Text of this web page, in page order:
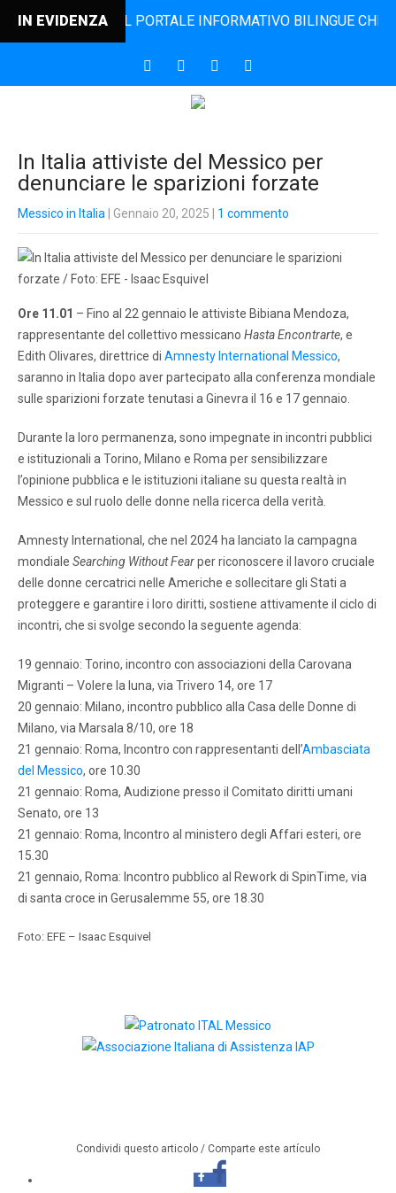
IN EVIDENZAIL PORTALE INFORMATIVO BILINGUE CHE
In Italia attiviste del Messico per
denunciare le sparizioni forzate
Messico in Italia | Gennaio 20, 2025 1 commento
Ore 11.01 – Fino al 22 gennaio le attiviste Bibiana Mendoza,
rappresentante del collettivo messicano Hasta Encontrarte, e
Edith Olivares, direttrice di Amnesty International Messico,
saranno in Italia dopo aver partecipato alla conferenza mondiale
sulle sparizioni forzate tenutasi a Ginevra il 16 e 17 gennaio.
Durante la loro permanenza, sono impegnate in incontri pubblici
e istituzionali a Torino, Milano e Roma per sensibilizzare
l’opinione pubblica e le istituzioni italiane su questa realtà in
Messico e sul ruolo delle donne nella ricerca della verità.
Amnesty International, che nel 2024 ha lanciato la campagna
mondiale Searching Without Fearper riconoscere il lavoro cruciale
delle donne cercatrici nelle Americhe e sollecitare gli Stati a
proteggere e garantire i loro diritti, sostiene attivamente il ciclo di
incontri, che si svolge secondo la seguente agenda:
19 gennaio: Torino, incontro con associazioni della Carovana
Migranti – Volere la luna, via Trivero 14, ore 17
20 gennaio: Milano, incontro pubblico alla Casa delle Donne di
Milano, via Marsala 8/10, ore 18
21 gennaio: Roma, Incontro con rappresentanti dell’Ambasciata
del Messico, ore 10.30
21 gennaio: Roma, Audizione presso il Comitato diritti umani
Senato, ore 13
21 gennaio: Roma, Incontro al ministero degli Affari esteri, ore
15.30
21 gennaio, Roma: Incontro pubblico al Rework di SpinTime, via
di santa croce in Gerusalemme 55, ore 18.30
Foto: EFE – Isaac Esquivel
Condividi questo articolo / Comparte este artículo